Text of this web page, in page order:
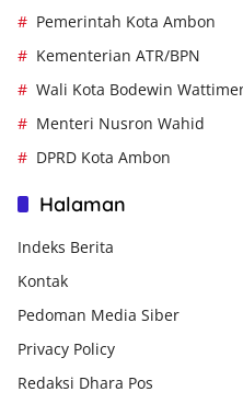
Pemerintah Kota Ambon
Kementerian ATR/BPN
Wali Kota Bodewin
Menteri Nusron Wahid
DPRD Kota Ambon
Halaman
Indeks Berita
Kontak
Pedoman Media Siber
Privacy Policy
Redaksi Dhara Pos